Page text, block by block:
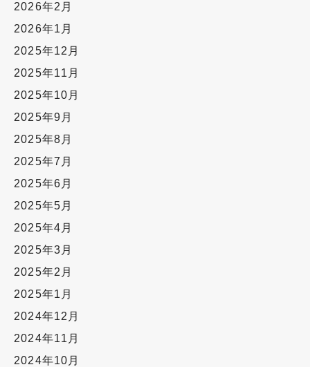
2026年2月
2026年1月
2025年12月
2025年11月
2025年10月
2025年9月
2025年8月
2025年7月
2025年6月
2025年5月
2025年4月
2025年3月
2025年2月
2025年1月
2024年12月
2024年11月
2024年10月